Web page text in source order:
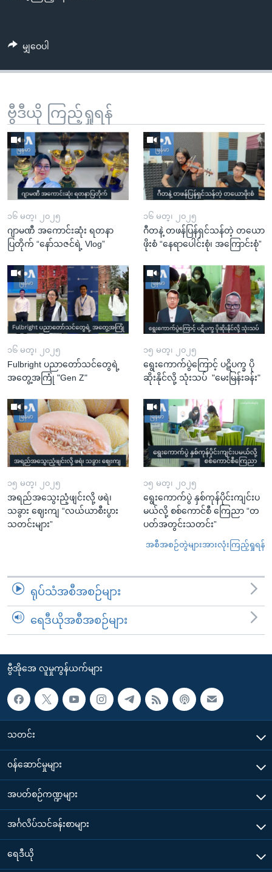
မျှဝေပါ
ဗွီဒီယို ကြည့်ရှုရန်
၁၆ မတ္၊ ၂၀၂၅
ဂျာမဏီ အကောင်းဆုံး ရတနာ
ပြတိုက် “နော်သဇင်ရဲ့ Vlog”
၁၆ မတ္၊ ၂၀၂၅
ဂီတနဲ့ တဖန်ပြန်ရှင်သန်တဲ့ တယော
ဖိုးစံ “နေရာပေါင်းစုံ၊ အကြောင်းစုံ”
၁၆ မတ္၊ ၂၀၂၅
Fulbright ပညာတော်သင်တွေရဲ့
အတွေ့အကြုံ "Gen Z"
၁၅ မတ္၊ ၂၀၂၅
ရွေးကောက်ပွဲကြောင့် ပဋိပက္ခ ပို
ဆိုးနိုင်လို့ သုံးသပ် "မေးမြန်းခန်း"
၁၅ မတ္၊ ၂၀၂၅
အရည်အသွေးညံ့ဖျင်းလို့ ဖရဲ၊
သခွား ဈေးကျ “လယ်ယာစီးပွား
သတင်းများ”
၁၅ မတ္၊ ၂၀၂၅
ရွေးကောက်ပွဲ နှစ်ကုန်ပိုင်းကျင်းပ
မယ်လို့ စစ်ကောင်စီ ကြေညာ “တ
ပတ်အတွင်းသတင်း”
အစီအစဉ်တွဲများအားလုံးကြည့်ရှုရန်
ရုပ်သံအစီအစဉ်များ
ရေဒီယိုအစီအစဉ်များ
ဗွီအိုအေ လူမှုကွန်ယက်များ
သတင်း
၀န်ဆောင်မှုများ
အပတ်စဉ်ကဏ္ဍများ
အင်္ဂလိပ်သင်ခန်းစာများ
ရေဒီယို